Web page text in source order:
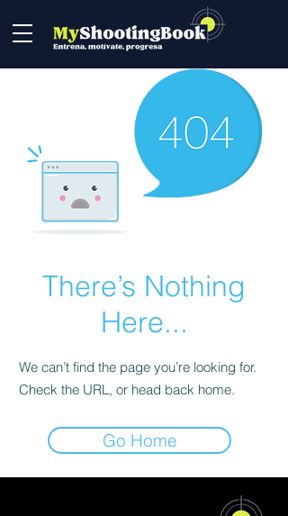
There’s Nothing
Here...
We can’t find the page you’re looking for.
Check the URL, or head back home.
Go Home